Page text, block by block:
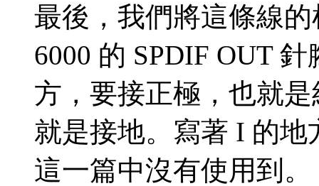
最後，我們將這條線
6000 的 SPDIF OUT
方，要接正極，也就
就是接地。寫著 I 的
這一篇中沒有使用到。